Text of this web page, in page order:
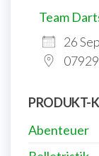
Team
26
PRODUKT-
Abenteuer